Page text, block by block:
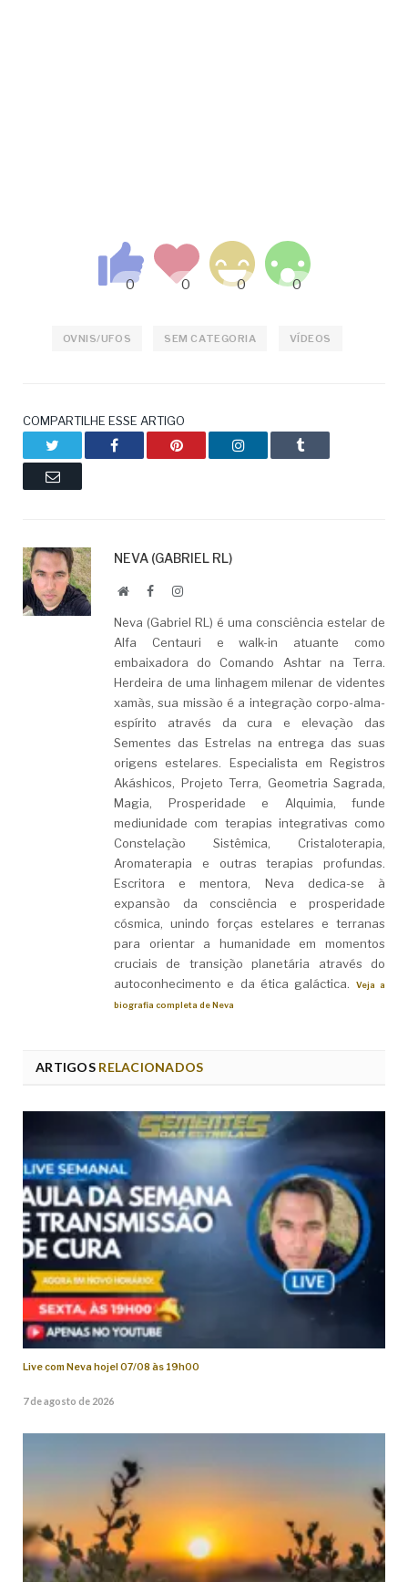
OVNIS/UFOS SEM CATEGORIA VÍDEOS
COMPARTILHE ESSE ARTIGO
Facebook Pinterest LinkedIn Tumblr
Email
NEVA (GABRIEL RL)
WebsiteFacebookLinkedIn
Neva (Gabriel RL) é uma consciência estelar de
Alfa Centauri e walk-in atuante como
embaixadora do Comando Ashtar na Terra.
Herdeira de uma linhagem milenar de videntes
xamãs, sua missão é a integração corpo-alma-
espírito através da cura e elevação das
Sementes das Estrelas na entrega das suas
origens estelares. Especialista em Registros
Akáshicos, Projeto Terra, Geometria Sagrada,
Magia, Prosperidade e Alquimia, funde
mediunidade com terapias integrativas como
Constelação Sistêmica, Cristaloterapia,
Aromaterapia e outras terapias profundas.
Escritora e mentora, Neva dedica-se à
expansão da consciência e prosperidade
cósmica, unindo forças estelares e terranas
para orientar a humanidade em momentos
cruciais de transição planetária através do
autoconhecimento e da ética galáctica.
Veja a
biografia completa de Neva
ARTIGOSRELACIONADOS
Live com Neva hoje! 07/08 às 19h00
7 de agosto de 2026